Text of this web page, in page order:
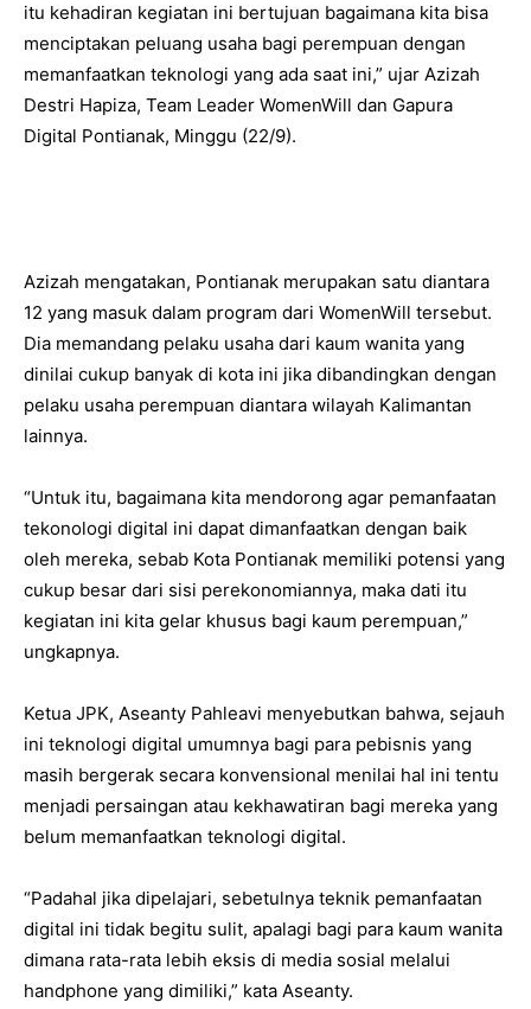
itu kehadiran kegiatan ini bertujuan bagaimana kita bisa
menciptakan peluang usaha bagi perempuan dengan
memanfaatkan teknologi yang ada saat ini,” ujar Azizah
Destri Hapiza, Team Leader WomenWill dan Gapura
Digital Pontianak, Minggu (22/9).
Azizah mengatakan, Pontianak merupakan satu diantara
12 yang masuk dalam program dari WomenWill tersebut.
Dia memandang pelaku usaha dari kaum wanita yang
dinilai cukup banyak di kota ini jika dibandingkan dengan
pelaku usaha perempuan diantara wilayah Kalimantan
lainnya.
“Untuk itu, bagaimana kita mendorong agar pemanfaatan
tekonologi digital ini dapat dimanfaatkan dengan baik
oleh mereka, sebab Kota Pontianak memiliki potensi yang
cukup besar dari sisi perekonomiannya, maka dati itu
kegiatan ini kita gelar khusus bagi kaum perempuan,”
ungkapnya.
Ketua JPK, Aseanty Pahleavi menyebutkan bahwa, sejauh
ini teknologi digital umumnya bagi para pebisnis yang
masih bergerak secara konvensional menilai hal ini tentu
menjadi persaingan atau kekhawatiran bagi mereka yang
belum memanfaatkan teknologi digital.
“Padahal jika dipelajari, sebetulnya teknik pemanfaatan
digital ini tidak begitu sulit, apalagi bagi para kaum wanita
dimana rata-rata lebih eksis di media sosial melalui
handphone yang dimiliki,” kata Aseanty.